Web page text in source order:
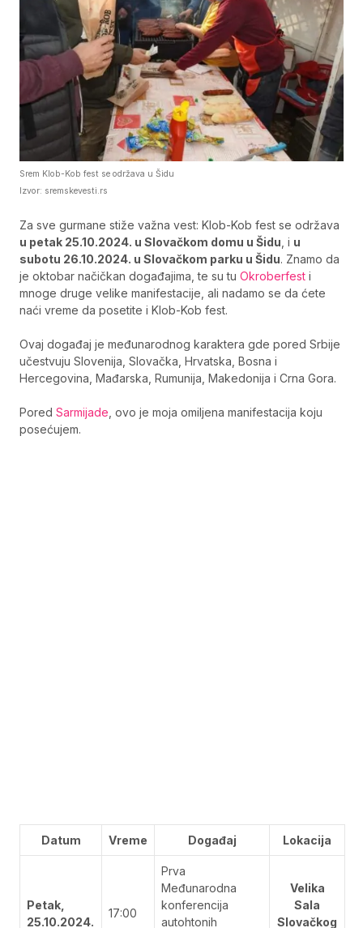
Srem Klob-Kob fest se održava u Šidu
Izvor: sremskevesti.rs
Za sve gurmane stiže važna vest: Klob-Kob fest se održava
u petak 25.10.2024. u Slovačkom domu u Šidu , i u
subotu 26.10.2024. u Slovačkom parku u Šidu. Znamo da
je oktobar načičkan događajima, te su tu Okroberfest i
mnoge druge velike manifestacije, ali nadamo se da ćete
naći vreme da posetite i Klob-Kob fest.
Ovaj događaj je međunarodnog karaktera gde pored Srbije
učestvuju Slovenija, Slovačka, Hrvatska, Bosna i
Hercegovina, Mađarska, Rumunija, Makedonija i Crna Gora.
Pored Sarmijade , ovo je moja omiljena manifestacija koju
posećujem.
Datum Vreme Događaj Lokacija
Petak,
25.10.2024.
17:00
Prva
Međunarodna
konferencija
autohtonih
Velika
Sala
Slovačkog